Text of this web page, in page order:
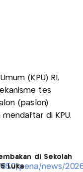
(KPU) RI,
tes
(paslon)
di KPU.
di Sekolah
Luka